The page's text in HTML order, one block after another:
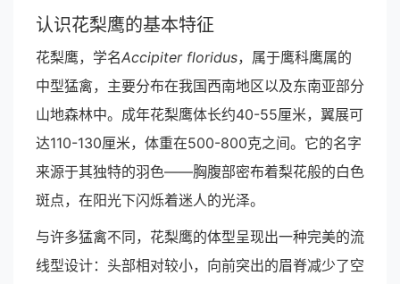
认识花梨鹰的基本特征
花梨鹰，学名Accipiter floridus，属于鹰科鹰属的
中型猛禽，主要分布在我国西南地区以及东南亚部分
山地森林中。成年花梨鹰体长约40-55厘米，翼展可
达110-130厘米，体重在500-800克之间。它的名字
来源于其独特的羽色——胸腹部密布着梨花般的白色
斑点，在阳光下闪烁着迷人的光泽。
与许多猛禽不同，花梨鹰的体型呈现出一种完美的流
线型设计：头部相对较小，向前突出的眉脊减少了空